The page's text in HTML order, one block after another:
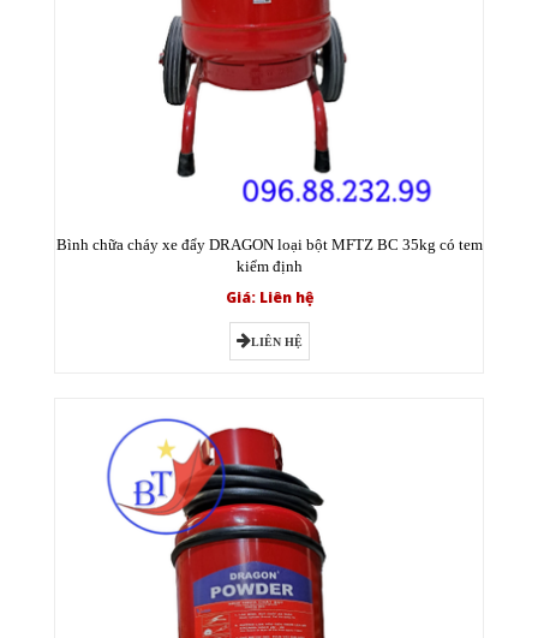
Bình chữa cháy xe đẩy DRAGON loại bột MFTZ BC 35kg có tem
kiểm định
Giá: Liên hệ
LIÊN HỆ